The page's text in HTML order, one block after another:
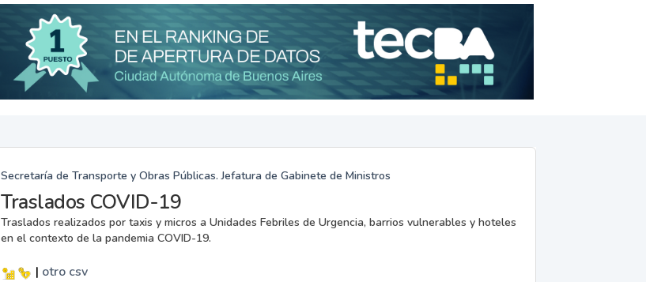
Secretaría de Transporte y Obras Públicas. Jefatura de Gabinete de Ministros
Traslados COVID-19
Traslados realizados por taxis y micros a Unidades Febriles de Urgencia, barrios vulnerables y hoteles
en el contexto de la pandemia COVID-19.
| otro csv